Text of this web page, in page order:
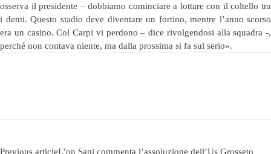
osserva il presidente – dobbiamo cominciare a lottare con il coltello tra
i denti. Questo stadio deve diventare un fortino, mentre l’anno scorso
era un casino. Col Carpi vi perdono – dice rivolgendosi alla squadra -,
perché non contava niente, ma dalla prossima si fa sul serio».
Previous articleL’on Sani commenta l’assoluzione dell’Us Grosseto